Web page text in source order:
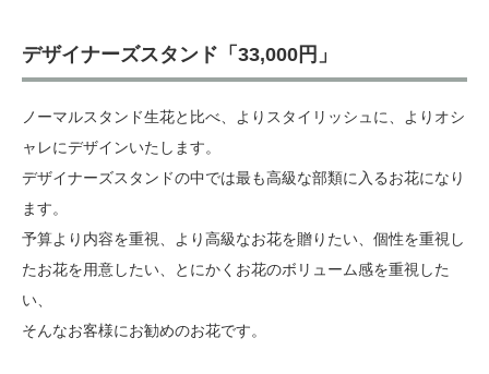
デザイナーズスタンド「33,000円」
ノーマルスタンド生花と比べ、よりスタイリッシュに、よりオシ
ャレにデザインいたします。
デザイナーズスタンドの中では最も高級な部類に入るお花になり
ます。
予算より内容を重視、より高級なお花を贈りたい、個性を重視し
たお花を用意したい、とにかくお花のボリューム感を重視した
い、
そんなお客様にお勧めのお花です。